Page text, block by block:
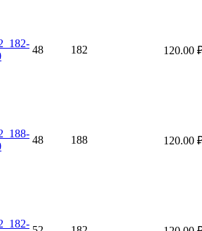
48 182 120.00
48 188 120.00